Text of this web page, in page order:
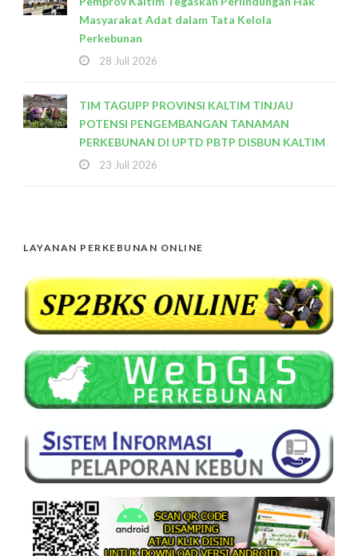
Masyarakat Adat dalam Tata Kelola
Perkebunan
28 Juli 2026
TIM TAGUPP PROVINSI KALTIM TINJAU
POTENSI PENGEMBANGAN TANAMAN
PERKEBUNAN DI UPTD PBTP DISBUN KALTIM
23 Juli 2026
LAYANAN PERKEBUNAN ONLINE